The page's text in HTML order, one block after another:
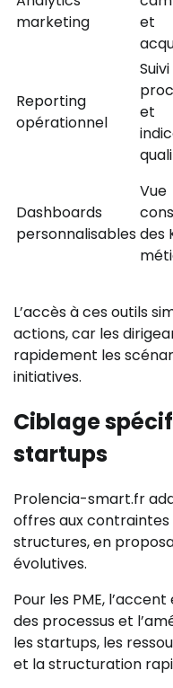
marketing
et
Reporting
opérationnel
et
Dashboards
personnalisables
Vue
des
L’accès à ces outils
actions, car les
rapidement les
initiatives.
Ciblage
startups
Prolencia-smart.fr
offres aux
structures, en
évolutives.
Pour les PME,
des processus et
les startups, les
et la structuration